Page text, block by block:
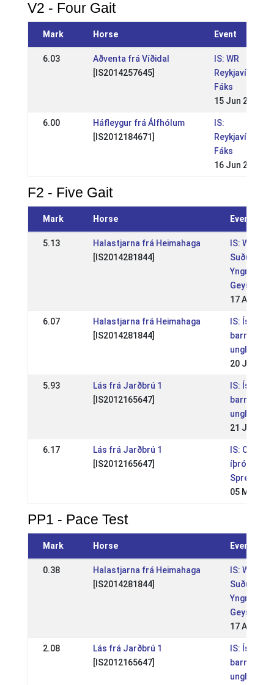
V2 - Four Gait
Mark Horse Event
6.03
Aðventa frá Víðidal
[IS2014257645]
IS: WR
Fáks
15 Jun 2025
6.00
Háfleygur frá Álfhólum
[IS2012184671]
IS:
Fáks
16 Jun 2024
F2 - Five Gait
Mark Horse Event
5.13
Halastjarna frá Heimahaga
[IS2014281844]
IS: WR
Yngriflokka
Geysis
17 Aug
6.07
Halastjarna frá Heimahaga
[IS2014281844]
IS:
barna og
unglinga
20 Jul
5.93
Lás frá Jarðbrú 1
[IS2012165647]
IS:
barna og
unglinga
21 Jul
6.17
Lás frá Jarðbrú 1
[IS2012165647]
IS: Opið
Spretts
05 May
PP1 - Pace Test
Mark Horse Event
0.38
Halastjarna frá Heimahaga
[IS2014281844]
IS: WR
Yngriflokka
Geysis
17 Aug
2.08
Lás frá Jarðbrú 1
[IS2012165647]
IS:
barna og
unglinga